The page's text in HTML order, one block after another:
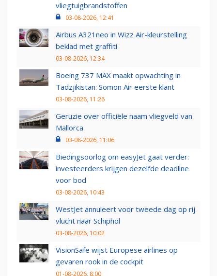
vliegtuigbrandstoffen
03-08-2026, 12:41
Airbus A321neo in Wizz Air-kleurstelling
beklad met graffiti
03-08-2026, 12:34
Boeing 737 MAX maakt opwachting in
Tadzjikistan: Somon Air eerste klant
03-08-2026, 11:26
Geruzie over officiële naam vliegveld van
Mallorca
03-08-2026, 11:06
Biedingsoorlog om easyJet gaat verder:
investeerders krijgen dezelfde deadline
voor bod
03-08-2026, 10:43
WestJet annuleert voor tweede dag op rij
vlucht naar Schiphol
03-08-2026, 10:02
VisionSafe wijst Europese airlines op
gevaren rook in de cockpit
01-08-2026, 8:00